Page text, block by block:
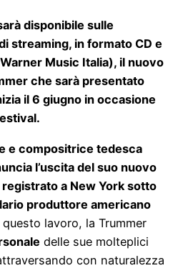
disponibile sulle
streaming, in formato CD e
Music Italia), il nuovo
che sarà presentato
il 6 giugno in occasione
e compositrice tedesca
l’uscita del suo nuovo
registrato a New York sotto
produttore americano
questo lavoro, la Trummer
delle sue molteplici
con naturalezza